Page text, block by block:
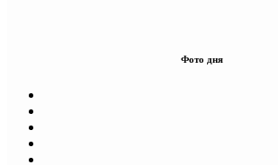
Фото дня